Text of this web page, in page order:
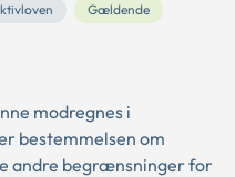
Gældende
modregnes i
bestemmelsen om
andre begrænsninger for